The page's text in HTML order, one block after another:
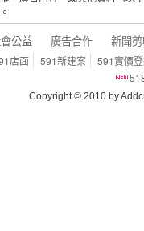
公益 廣告合作 新聞
店面 591新建案
591實價
Copyright © 2010 by